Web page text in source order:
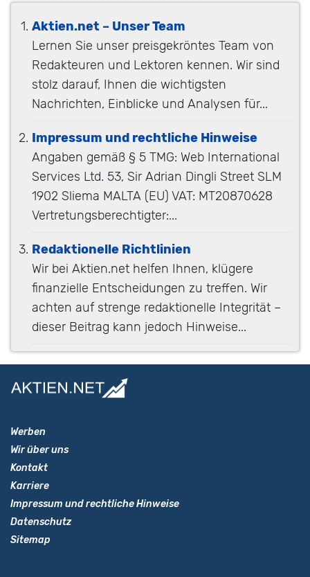
Aktien.net – Unser Team
Lernen Sie unser preisgekröntes Team von
Redakteuren und Lektoren kennen. Wir sind
stolz darauf, Ihnen die wichtigsten
Nachrichten, Einblicke und Analysen für...
Impressum und rechtliche Hinweise
Angaben gemäß § 5 TMG: Web International
Services Ltd. 53, Sir Adrian Dingli Street SLM
1902 Sliema MALTA (EU) VAT: MT20870628
Vertretungsberechtigter:...
Redaktionelle Richtlinien
Wir bei Aktien.net helfen Ihnen, klügere
finanzielle Entscheidungen zu treffen. Wir
achten auf strenge redaktionelle Integrität –
dieser Beitrag kann jedoch Hinweise...
Werben
Wir über uns
Kontakt
Karriere
Impressum und rechtliche Hinweise
Datenschutz
Sitemap